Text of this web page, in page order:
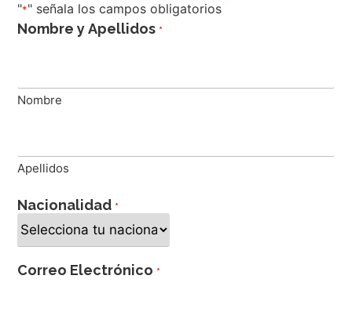
"*" señala los campos obligatorios
Nombre y Apellidos *
Nombre
Apellidos
Nacionalidad *
Correo Electrónico *